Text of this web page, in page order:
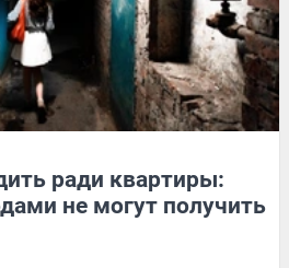
ради квартиры:
не могут получить